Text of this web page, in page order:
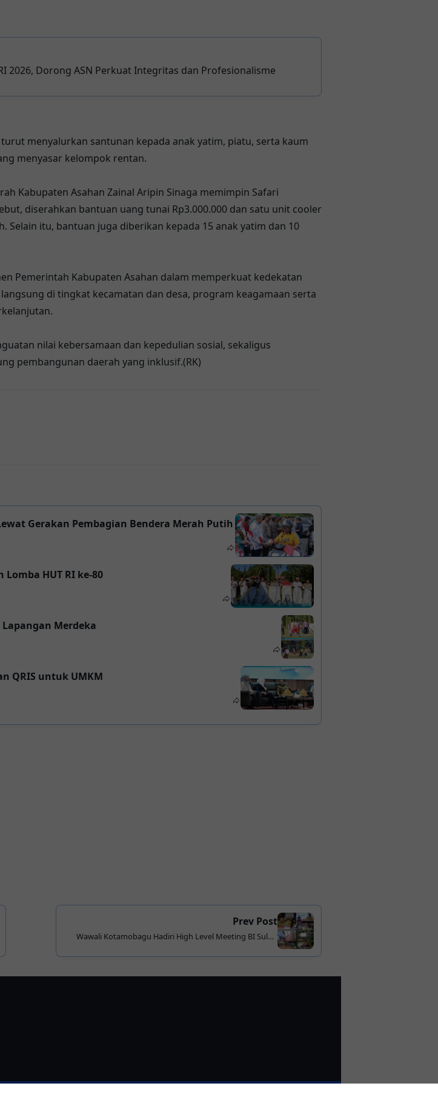
2026, Dorong ASN Perkuat Integritas dan Profesionalisme
menyalurkan santunan kepada anak yatim, piatu, serta kaum
menyasar kelompok rentan.
Kabupaten Asahan Zainal Aripin Sinaga memimpin Safari
diserahkan bantuan uang tunai Rp3.000.000 dan satu unit cooler
itu, bantuan juga diberikan kepada 15 anak yatim dan 10
Pemerintah Kabupaten Asahan dalam memperkuat kedekatan
di tingkat kecamatan dan desa, program keagamaan serta
nilai kebersamaan dan kepedulian sosial, sekaligus
pembangunan daerah yang inklusif.(RK)
Gerakan Pembagian Bendera Merah Putih
HUT RI ke-80
Merdeka
QRIS untuk UMKM
Prev Post
Wawali Kotamobagu Hadiri High Level Meeting BI Sulut,